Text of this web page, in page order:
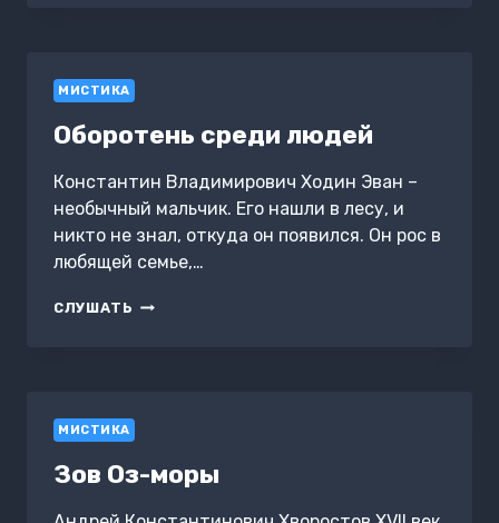
МИСТИКА
Оборотень среди людей
Константин Владимирович Ходин Эван –
необычный мальчик. Его нашли в лесу, и
никто не знал, откуда он появился. Он рос в
любящей семье,…
СЛУШАТЬ ОБОРОТЕНЬ
МИСТИКА
Зов Оз-моры